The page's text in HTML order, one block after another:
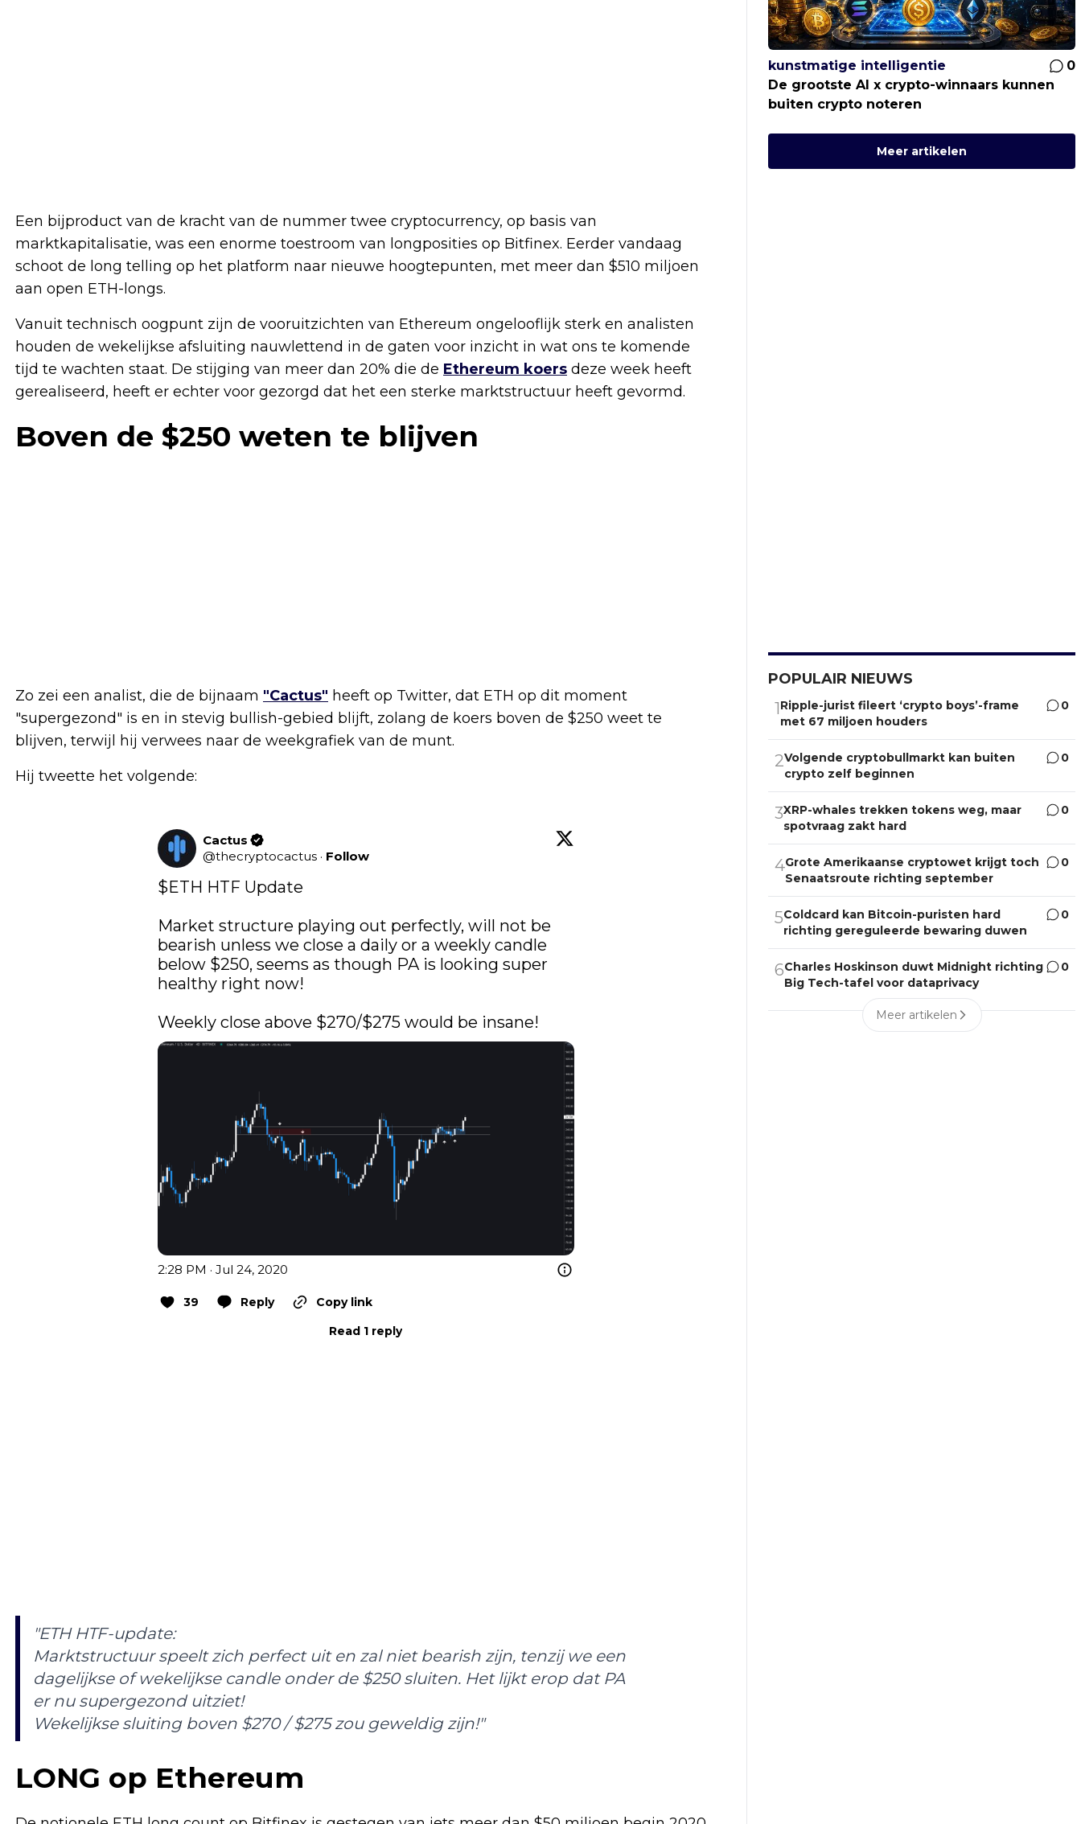
Een bijproduct van de kracht van de nummer twee cryptocurrency, op basis van
marktkapitalisatie, was een enorme toestroom van longposities op Bitfinex. Eerder vandaag
schoot de long telling op het platform naar nieuwe hoogtepunten, met meer dan $510 miljoen
aan open ETH-longs.
Vanuit technisch oogpunt zijn de vooruitzichten van Ethereum ongelooflijk sterk en analisten
houden de wekelijkse afsluiting nauwlettend in de gaten voor inzicht in wat ons te komende
tijd te wachten staat. De stijging van meer dan 20% die de Ethereum koers deze week heeft
gerealiseerd, heeft er echter voor gezorgd dat het een sterke marktstructuur heeft gevormd.
Boven de $250 weten te blijven
Zo zei een analist, die de bijnaam "Cactus" heeft op Twitter, dat ETH op dit moment
"supergezond" is en in stevig bullish-gebied blijft, zolang de koers boven de $250 weet te
blijven, terwijl hij verwees naar de weekgrafiek van de munt.
Hij tweette het volgende:
Cactus
@thecryptocactus · Follow
$ETH HTF Update
Market structure playing out perfectly, will not be
bearish unless we close a daily or a weekly candle
below $250, seems as though PA is looking super
healthy right now!
Weekly close above $270/$275 would be insane!
2:28 PM · Jul 24, 2020
39 Reply
Copy link
Read 1 reply
"ETH HTF-update:
Marktstructuur speelt zich perfect uit en zal niet bearish zijn, tenzij we een
dagelijkse of wekelijkse candle onder de $250 sluiten. Het lijkt erop dat PA
er nu supergezond uitziet!
Wekelijkse sluiting boven $270 / $275 zou geweldig zijn!"
LONG op Ethereum
kunstmatige intelligentie
0
De grootste AI x crypto-winnaars kunnen
buiten crypto noteren
Meer artikelen
POPULAIR NIEUWS
1Ripple-jurist fileert ‘crypto boys’-frame
met 67 miljoen houders
0
2Volgende cryptobullmarkt kan buiten
crypto zelf beginnen
0
3XRP-whales trekken tokens weg, maar
spotvraag zakt hard
0
4Grote Amerikaanse cryptowet krijgt toch
Senaatsroute richting september
0
5Coldcard kan Bitcoin-puristen hard
richting gereguleerde bewaring duwen
0
6Charles Hoskinson duwt Midnight richting
Big Tech-tafel voor dataprivacy
0
Meer artikelen